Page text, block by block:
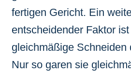
fertigen Gericht. Ein
entscheidender Faktor
gleichmäßige Schneiden
Nur so garen sie